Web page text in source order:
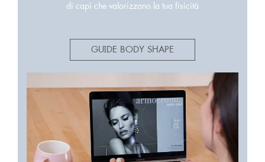
di capi che valorizzano la tua fisicità
GUIDE BODY SHAPE